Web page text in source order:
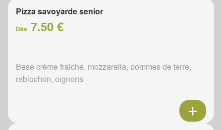
Pizza savoyarde senior
Dès 7.50 €
Base crème fraiche, mozzarella, pommes de terre,
reblochon, oignons